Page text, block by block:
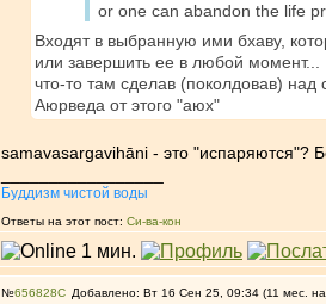
or one can abandon the life
Входят в выбранную ими бхаву,
или завершить ее в любой момент...
что-то там сделав (поколдовав)
Аюрведа от этого "аюх"
samavasargavihāni - это "испаряются"?
Буддизм чистой воды
Ответы на этот пост: Си-ва-кон
№656828 Добавлено: Вт 16 Сен 25, 09:34 (11 мес.